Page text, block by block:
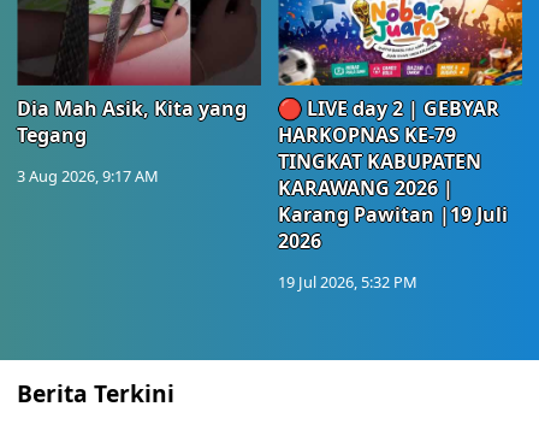
Dia Mah Asik, Kita yang
Tegang
3 Aug 2026, 9:17 AM
🔴 LIVE day 2 | GEBYAR
HARKOPNAS KE-79
TINGKAT KABUPATEN
KARAWANG 2026 |
Karang Pawitan |19 Juli
2026
19 Jul 2026, 5:32 PM
Berita Terkini